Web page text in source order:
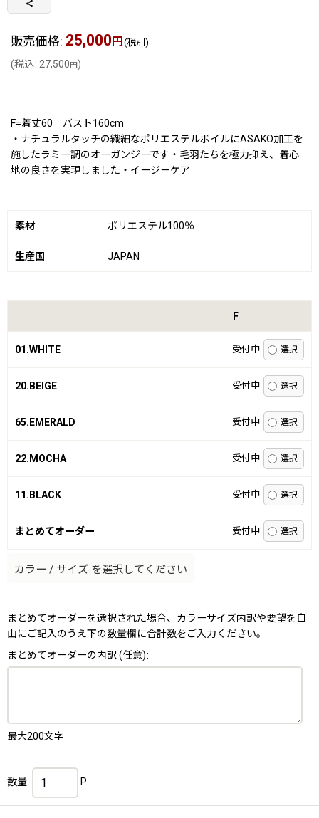
販売価格: 25,000 円 (税別)
(税込: 27,500円)
F=着丈60 バスト160cm
・ナチュラルタッチの繊細なポリエステルボイルにASAKO加工を
施したラミー調のオーガンジーです・毛羽たちを極力抑え、着心
地の良さを実現しました・イージーケア
素材 ポリエステル100％
生産国 JAPAN
F
01.WHITE 受付中
20.BEIGE 受付中
65.EMERALD 受付中
22.MOCHA 受付中
11.BLACK 受付中
まとめてオーダー 受付中
カラー / サイズ を選択してください
まとめてオーダーを選択された場合、カラーサイズ内訳や要望を自
由にご記入のうえ下の数量欄に合計数をご入力ください。
まとめてオーダーの内訳 (任意):
最大200文字
数量: P